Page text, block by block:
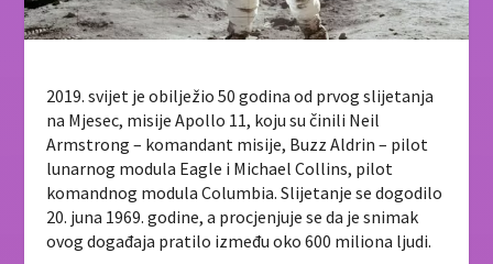
2019. svijet je obilježio 50 godina od prvog slijetanja
na Mjesec, misije Apollo 11, koju su činili Neil
Armstrong – komandant misije, Buzz Aldrin – pilot
lunarnog modula Eagle i Michael Collins, pilot
komandnog modula Columbia. Slijetanje se dogodilo
20. juna 1969. godine, a procjenjuje se da je snimak
ovog događaja pratilo između oko 600 miliona ljudi.